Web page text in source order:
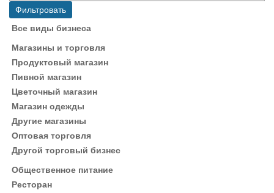
Все виды бизнеса
Магазины и торговля
Продуктовый магазин
Пивной магазин
Цветочный магазин
Магазин одежды
Другие магазины
Оптовая торговля
Другой торговый бизнес
Общественное питание
Ресторан